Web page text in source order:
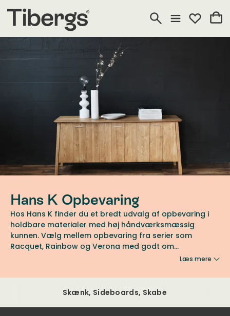
Hans K Opbevaring
Hos Hans K finder du et bredt udvalg af opbevaring i
holdbare materialer med høj håndværksmæssig
kunnen. Vælg mellem opbevaring fra serier som
Racquet, Rainbow og Verona med godt om
opbevaringsplads til dine ting. Find opbevaringsmøbler
Læs mere
Skænk, Sideboards, Skabe